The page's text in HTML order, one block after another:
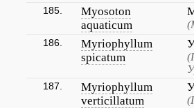
185.
Myosoton
aquaticum
186.
Myriophyllum
spicatum
187.
Myriophyllum
verticillatum